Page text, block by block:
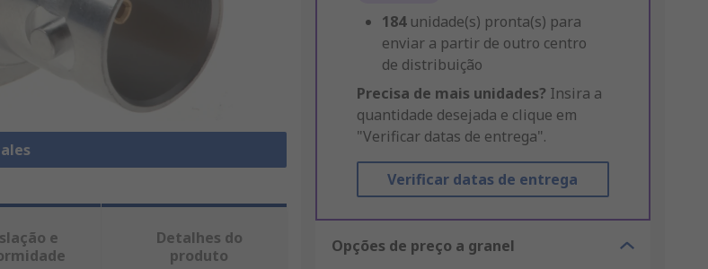
184 unidade(s) pronta(s) para
enviar a partir de outro centro
de distribuição
Precisa de mais unidades? Insira a
quantidade desejada e clique em
"Verificar datas de entrega".
Verificar datas de entrega
Opções de preço a granel
e
Detalhes do
produto